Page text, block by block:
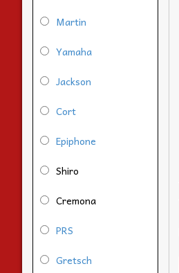
Martin
Yamaha
Jackson
Cort
Epiphone
Shiro
Cremona
PRS
Gretsch